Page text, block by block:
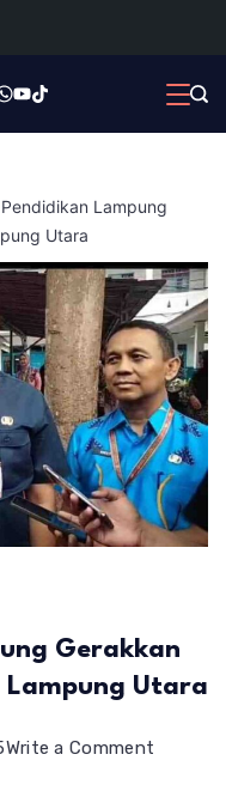
Lampung
Utara
Gerakkan
Utara
Write a Comment